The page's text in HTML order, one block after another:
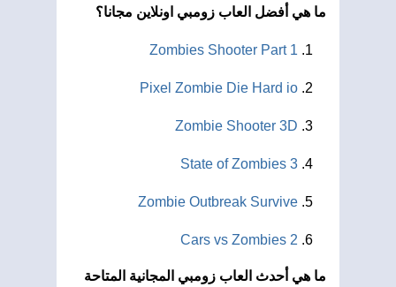
ما هي أفضل العاب زومبي اونلاين مجانا؟
Zombies Shooter Part 1
Pixel Zombie Die Hard io
Zombie Shooter 3D
State of Zombies 3
Zombie Outbreak Survive
Cars vs Zombies 2
ما هي أحدث العاب زومبي المجانية المتاحة